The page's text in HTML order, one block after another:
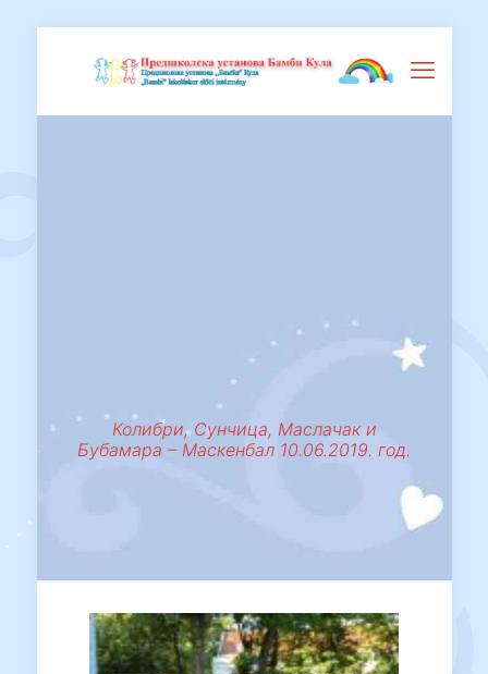
Колибри, Сунчица, Маслачак и
Бубамара – Маскенбал 10.06.2019. год.